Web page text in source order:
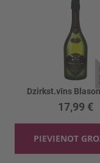
17,99 €
PIEVIENOT